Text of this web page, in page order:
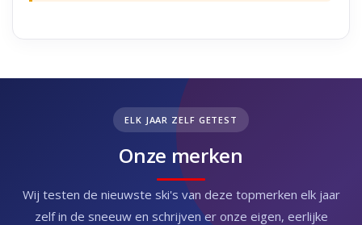
ELK JAAR ZELF GETEST
Onze merken
Wij testen de nieuwste ski's van deze topmerken elk jaar
zelf in de sneeuw en schrijven er onze eigen, eerlijke